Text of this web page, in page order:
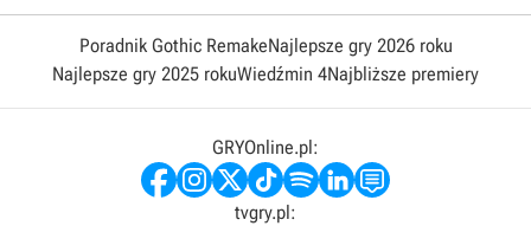
Poradnik Gothic RemakeNajlepsze gry 2026 roku
Najlepsze gry 2025 rokuWiedźmin 4Najbliższe premiery
GRYOnline.pl:
tvgry.pl: